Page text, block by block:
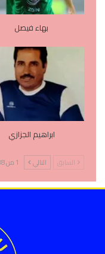
بهاء فيصل
ابراهيم الجزازي
السابق التالي 1 من 138